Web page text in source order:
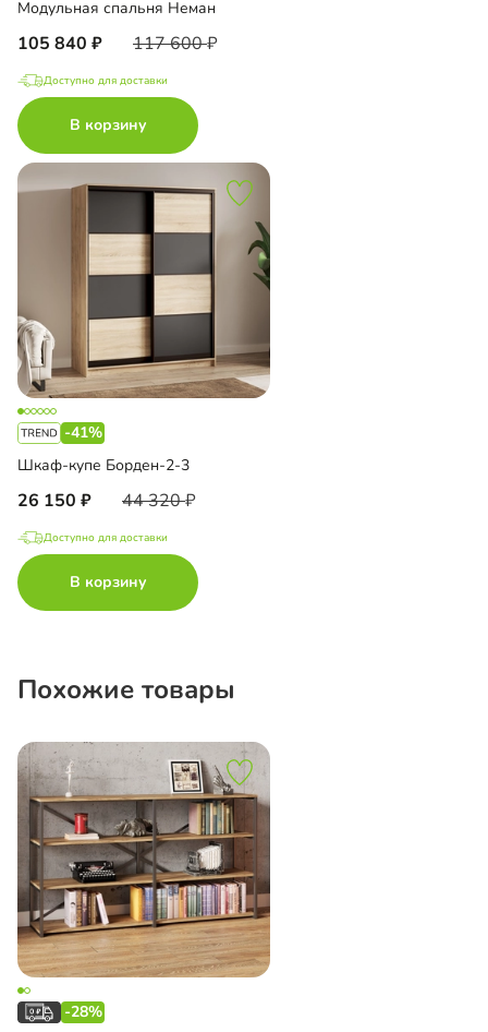
Модульная спальня Неман
105 840 117 600
Доступно для доставки
В корзину
-41%
Шкаф-купе Борден-2-3
26 150 44 320
Доступно для доставки
В корзину
Похожие товары
-28%